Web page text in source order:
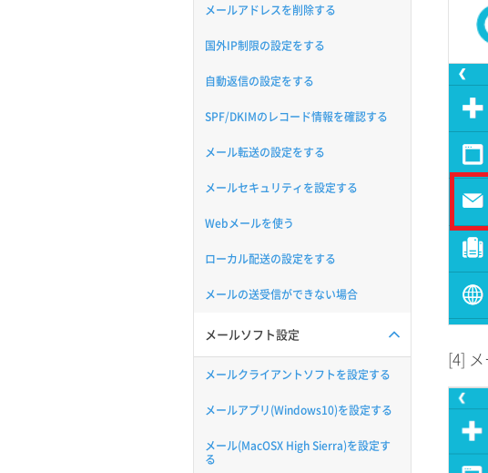
メールアドレスを削除する
国外IP制限の設定をする
自動返信の設定をする
SPF/DKIMのレコード情報を確認する
メール転送の設定をする
メールセキュリティを設定する
Webメールを使う
ローカル配送の設定をする
メールの送受信ができない場合
メールソフト設定
メールクライアントソフトを設定する
メールアプリ(Windows10)を設定する
メール(MacOSX High Sierra)を設定す
る
[4]